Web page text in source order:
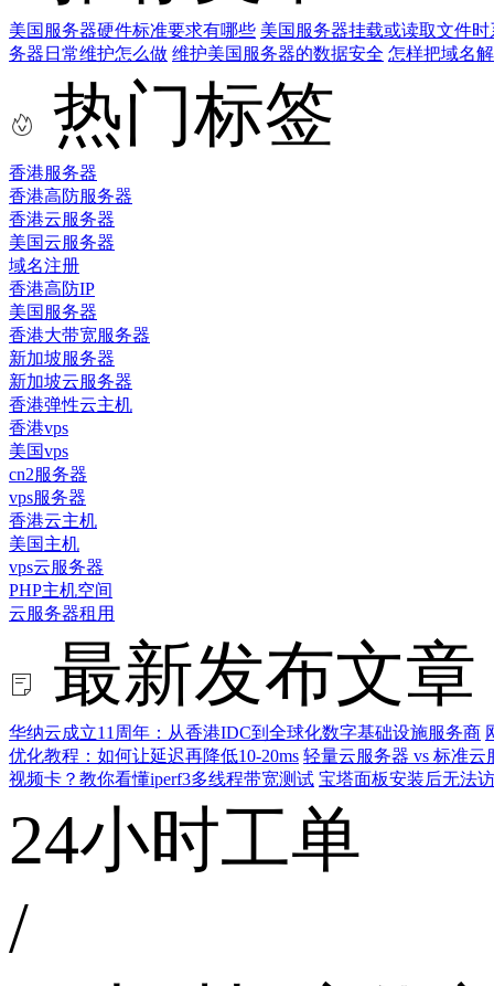
美国服务器硬件标准要求有哪些 美国服务器挂载或读取文件
务器日常维护怎么做 维护美国服务器的数据安全 怎样把域名
热门标签
香港服务器
香港高防服务器
香港云服务器
美国云服务器
域名注册
香港高防IP
美国服务器
香港大带宽服务器
新加坡服务器
新加坡云服务器
香港弹性云主机
香港vps
美国vps
cn2服务器
vps服务器
香港云主机
美国主机
vps云服务器
PHP主机空间
云服务器租用
最新发布文章
华纳云成立11周年：从香港IDC到全球化数字基础设施服务商
优化教程：如何让延迟再降低10-20ms 轻量云服务器 vs 标准
视频卡？教你看懂iperf3多线程带宽测试 宝塔面板安装后无法
24小时工单
/